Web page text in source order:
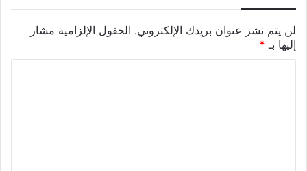
لن يتم نشر عنوان بريدك الإلكتروني. الحقول الإلزامية مشار
إليها بـ *